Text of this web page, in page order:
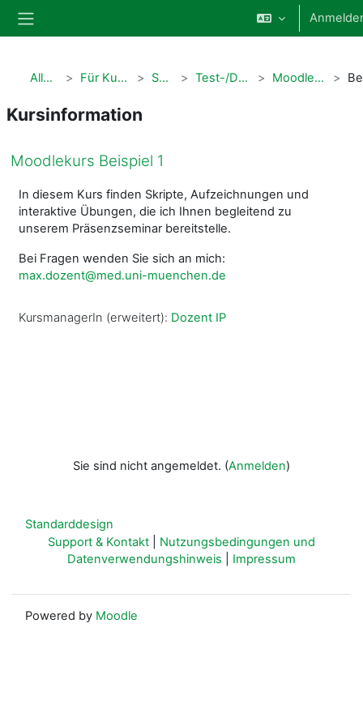
Website-Übersicht
Alle Kurse Für Kursbetreuende Spielwiese Test-/Demobereich IP Moodlekurs Beispiel 1
Kursinformation
Moodlekurs Beispiel 1
In diesem Kurs finden Skripte, Aufzeichnungen und
interaktive Übungen, die ich Ihnen begleitend zu
unserem Präsenzseminar bereitstelle.
Bei Fragen wenden Sie sich an mich:
max.dozent@med.uni-muenchen.de
KursmanagerIn (erweitert): Dozent IP
Sie sind nicht angemeldet. (Anmelden)
Standarddesign
Support & Kontakt
Nutzungsbedingungen und
Datenverwendungshinweis
Impressum
Powered by Moodle